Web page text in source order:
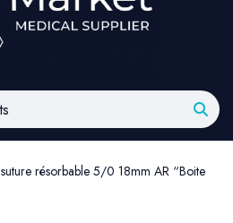
résorbable 5/0 18mm AR “Boite